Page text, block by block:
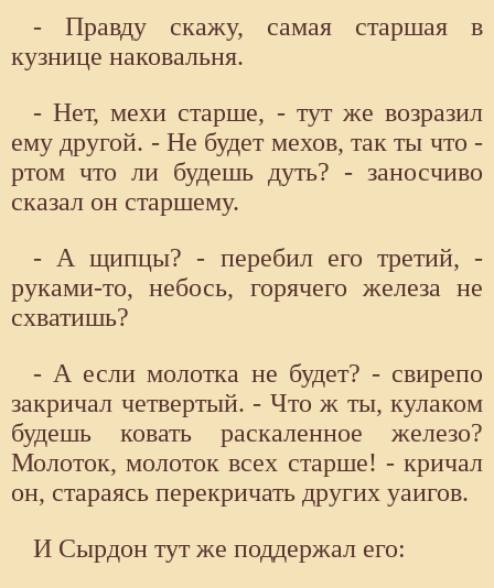
- Правду скажу, самая старшая в
кузнице наковальня.
- Нет, мехи старше, - тут же возразил
ему другой. - Не будет мехов, так ты что -
ртом что ли будешь дуть? - заносчиво
сказал он старшему.
- А щипцы? - перебил его третий, -
руками-то, небось, горячего железа не
схватишь?
- А если молотка не будет? - свирепо
закричал четвертый. - Что ж ты, кулаком
будешь ковать раскаленное железо?
Молоток, молоток всех старше! - кричал
он, стараясь перекричать других уаигов.
И Сырдон тут же поддержал его: